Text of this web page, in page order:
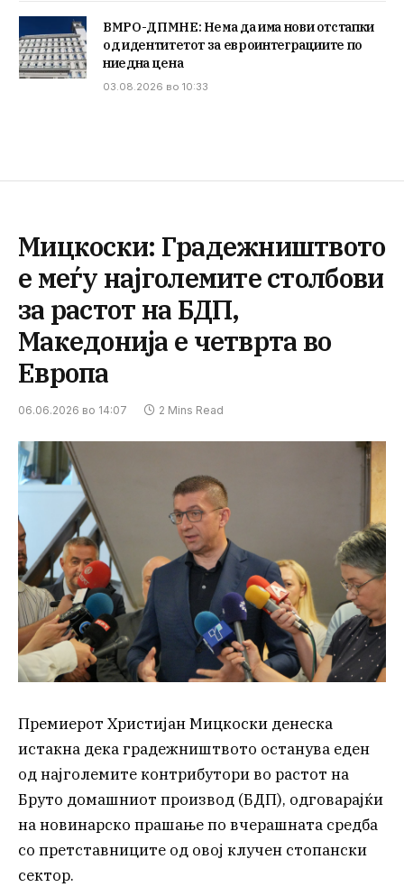
ВМРО-ДПМНЕ: Нема да има нови отстапки
од идентитетот за евроинтеграциите по
ниедна цена
03.08.2026 во 10:33
Мицкоски: Градежништвото
е меѓу најголемите столбови
за растот на БДП,
Македонија е четврта во
Европа
06.06.2026 во 14:07 2 Mins Read
Премиерот Христијан Мицкоски денеска
истакна дека градежништвото останува еден
од најголемите контрибутори во растот на
Бруто домашниот производ (БДП), одговарајќи
на новинарско прашање по вчерашната средба
со претставниците од овој клучен стопански
сектор.